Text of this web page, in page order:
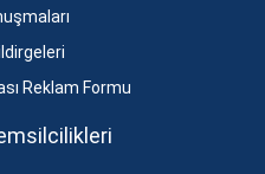
Reklam Formu